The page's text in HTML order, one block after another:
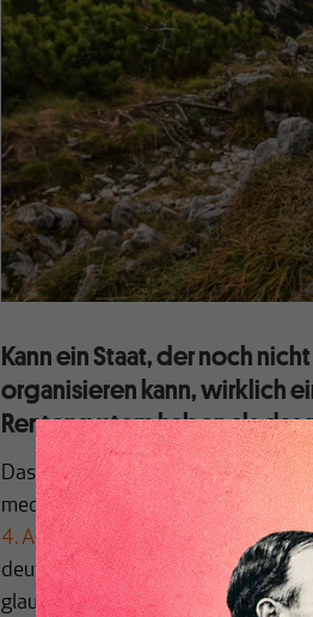
Kann ein Staat, der noch
organisieren kann, wirklich
Rentensystem haben als
Das ZDF-Kabarett „Die Anstalt“
medialen Mainstream
4. April 2017wurde behauptet,
deutlich höhere
glauben! Kann ein Staat, der noch